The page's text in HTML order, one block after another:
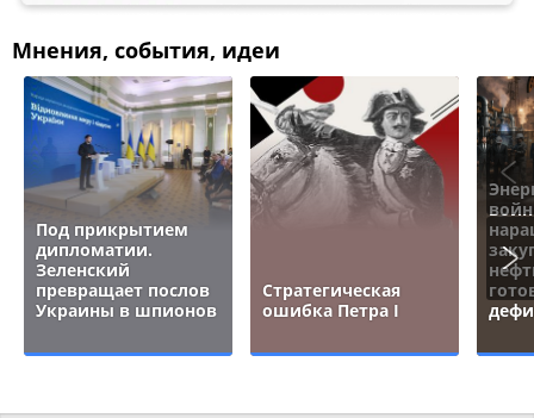
Мнения, события, идеи
Под прикрытием
дипломатии.
Зеленский
превращает послов
Украины в шпионов
Стратегическая
ошибка Петра I